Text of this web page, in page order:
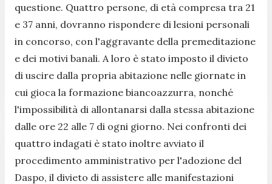
questione. Quattro persone, di età compresa tra 21
e 37 anni, dovranno rispondere di lesioni personali
in concorso, con l'aggravante della premeditazione
e dei motivi banali. A loro è stato imposto il divieto
di uscire dalla propria abitazione nelle giornate in
cui gioca la formazione biancoazzurra, nonché
l'impossibilità di allontanarsi dalla stessa abitazione
dalle ore 22 alle 7 di ogni giorno. Nei confronti dei
quattro indagati è stato inoltre avviato il
procedimento amministrativo per l'adozione del
Daspo, il divieto di assistere alle manifestazioni